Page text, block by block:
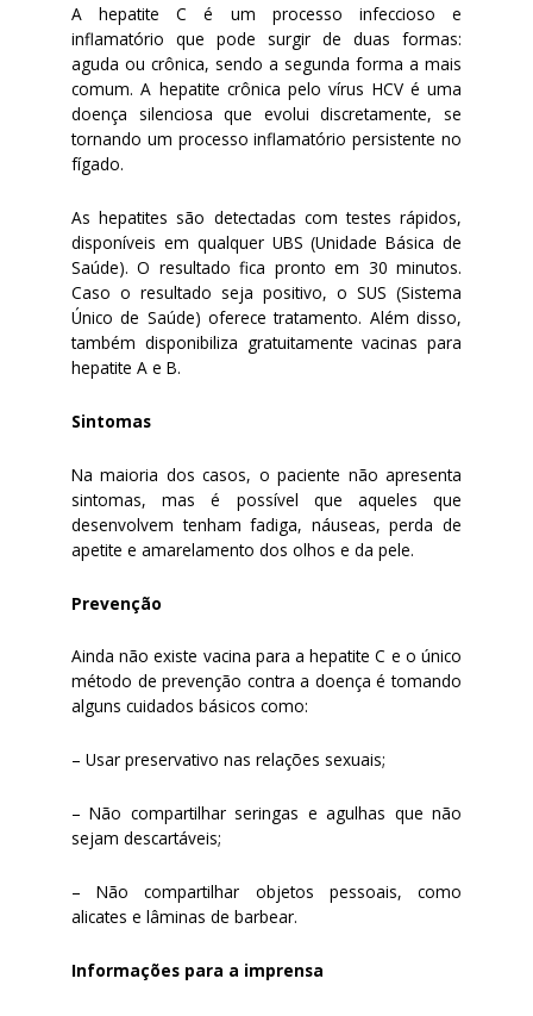
A hepatite C é um processo infeccioso e
inflamatório que pode surgir de duas formas:
aguda ou crônica, sendo a segunda forma a mais
comum. A hepatite crônica pelo vírus HCV é uma
doença silenciosa que evolui discretamente, se
tornando um processo inflamatório persistente no
fígado.
As hepatites são detectadas com testes rápidos,
disponíveis em qualquer UBS (Unidade Básica de
Saúde). O resultado fica pronto em 30 minutos.
Caso o resultado seja positivo, o SUS (Sistema
Único de Saúde) oferece tratamento. Além disso,
também disponibiliza gratuitamente vacinas para
hepatite A e B.
Sintomas
Na maioria dos casos, o paciente não apresenta
sintomas, mas é possível que aqueles que
desenvolvem tenham fadiga, náuseas, perda de
apetite e amarelamento dos olhos e da pele.
Prevenção
Ainda não existe vacina para a hepatite C e o único
método de prevenção contra a doença é tomando
alguns cuidados básicos como:
– Usar preservativo nas relações sexuais;
– Não compartilhar seringas e agulhas que não
sejam descartáveis;
– Não compartilhar objetos pessoais, como
alicates e lâminas de barbear.
Informações para a imprensa